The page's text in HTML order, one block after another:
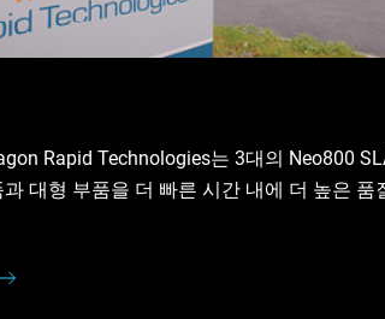
Rapid Technologies는 3대의 Neo800
대형 부품을 더 빠른 시간 내에 더 높은 품